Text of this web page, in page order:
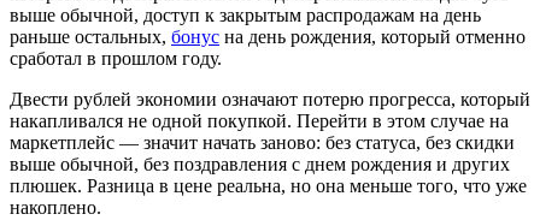
выше обычной, доступ к закрытым распродажам на день
раньше остальных, бонус на день рождения, который отменно
сработал в прошлом году.
Двести рублей экономии означают потерю прогресса, который
накапливался не одной покупкой. Перейти в этом случае на
маркетплейс — значит начать заново: без статуса, без скидки
выше обычной, без поздравления с днем рождения и других
плюшек. Разница в цене реальна, но она меньше того, что уже
накоплено.